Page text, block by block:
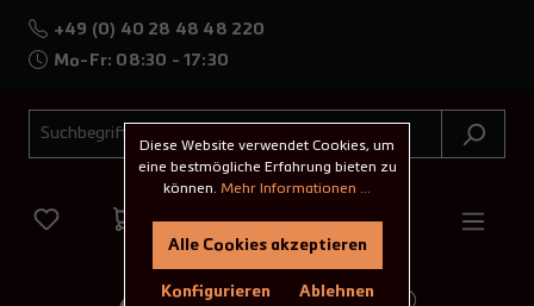
+49 (0) 40 28 48 48 220
Mo-Fr: 08:30 - 17:30
Diese Website verwendet Cookies, um
eine bestmögliche Erfahrung bieten zu
können. Mehr Informationen ...
Ablehnen
Konfigurieren
Alle Cookies akzeptieren